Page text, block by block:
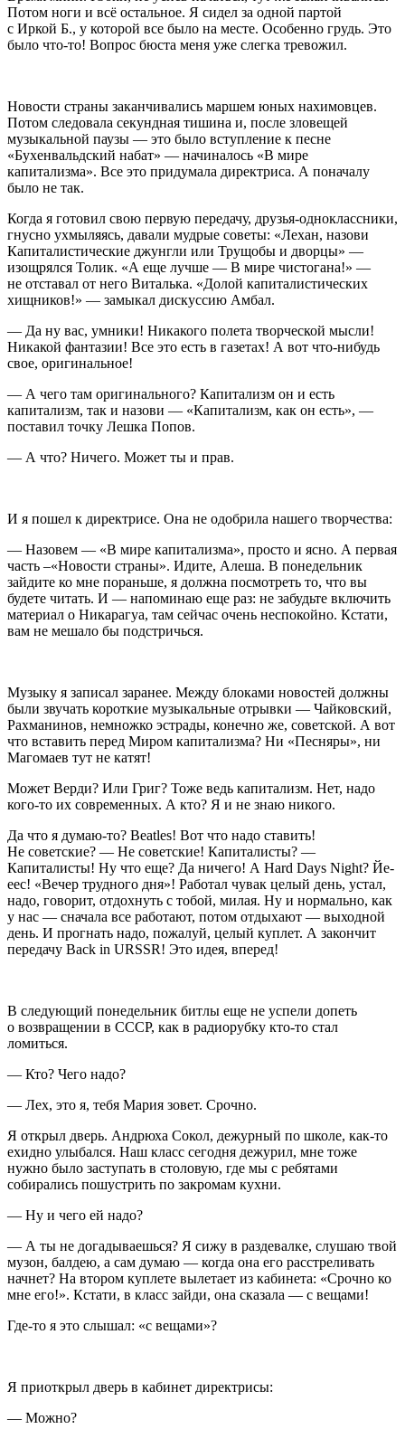
Потом ноги и всё остальное. Я сидел за одной партой
с Иркой Б., у которой все было на месте. Особенно грудь. Это
было что-то! Вопрос бюста меня уже слегка тревожил.
Новости страны заканчивались маршем юных нахимовцев.
Потом следовала секундная тишина и, после зловещей
музыкальной паузы — это было вступление к песне
«Бухенвальдский набат» — начиналось «В мире
капитализма». Все это придумала директриса. А поначалу
было не так.
Когда я готовил свою первую передачу, друзья-одноклассники,
гнусно ухмыляясь, давали мудрые советы: «Лехан, назови
Капиталистические джунгли или Трущобы и дворцы» —
изощрялся Толик. «А еще лучше — В мире чистогана!» —
не отставал от него Виталька. «Долой капиталистических
хищников!» — замыкал дискуссию Амбал.
— Да ну вас, умники! Никакого полета творческой мысли!
Никакой фантазии! Все это есть в газетах! А вот что-нибудь
свое, оригинальное!
— А чего там оригинального? Капитализм он и есть
капитализм, так и назови — «Капитализм, как он есть», —
поставил точку Лешка Попов.
— А что? Ничего. Может ты и прав.
И я пошел к директрисе. Она не одобрила нашего творчества:
— Назовем — «В мире капитализма», просто и ясно. А первая
часть –«Новости страны». Идите, Алеша. В понедельник
зайдите ко мне пораньше, я должна посмотреть то, что вы
будете читать. И — напоминаю еще раз: не забудьте включить
материал о Никарагуа, там сейчас очень неспокойно. Кстати,
вам не мешало бы подстричься.
Музыку я записал заранее. Между блоками новостей должны
были звучать короткие музыкальные отрывки — Чайковский,
Рахманинов, немножко эстрады, конечно же, советской. А вот
что вставить перед Миром капитализма? Ни «Песняры», ни
Магомаев тут не катят!
Может Верди? Или Григ? Тоже ведь капитализм. Нет, надо
кого-то их современных. А кто? Я и не знаю никого.
Да что я думаю-то? Beatles! Вот что надо ставить!
Не советские? — Не советские! Капиталисты? —
Капиталисты! Ну что еще? Да ничего! A Hard Days Night? Йе-
еес! «Вечер трудного дня»! Работал чувак целый день, устал,
надо, говорит, отдохнуть с тобой, милая. Ну и нормально, как
у нас — сначала все работают, потом отдыхают — выходной
день. И прогнать надо, пожалуй, целый куплет. А закончит
передачу Back in URSSR! Это идея, вперед!
В следующий понедельник битлы еще не успели допеть
о возвращении в СССР, как в радиорубку кто-то стал
ломиться.
— Кто? Чего надо?
— Лех, это я, тебя Мария зовет. Срочно.
Я открыл дверь. Андрюха Сокол, дежурный по школе, как-то
ехидно улыбался. Наш класс сегодня дежурил, мне тоже
нужно было заступать в столовую, где мы с ребятами
собирались пошустрить по закромам кухни.
— Ну и чего ей надо?
— А ты не догадываешься? Я сижу в раздевалке, слушаю твой
музон, балдею, а сам думаю — когда она его расстреливать
начнет? На втором куплете вылетает из кабинета: «Срочно ко
мне его!». Кстати, в класс зайди, она сказала — с вещами!
Где-то я это слышал: «с вещами»?
Я приоткрыл дверь в кабинет директрисы:
— Можно?